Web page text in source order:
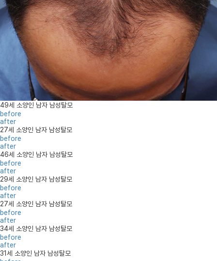
49세 소양인 남자 남성탈모
before
after
27세 소양인 남자 남성탈모
before
after
46세 소양인 남자 남성탈모
before
after
29세 소양인 남자 남성탈모
before
after
27세 소양인 남자 남성탈모
before
after
34세 소양인 남자 남성탈모
before
after
31세 소양인 남자 남성탈모